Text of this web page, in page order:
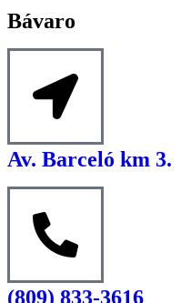
Bávaro
Av. Barceló km 3.
(809) 833-3616